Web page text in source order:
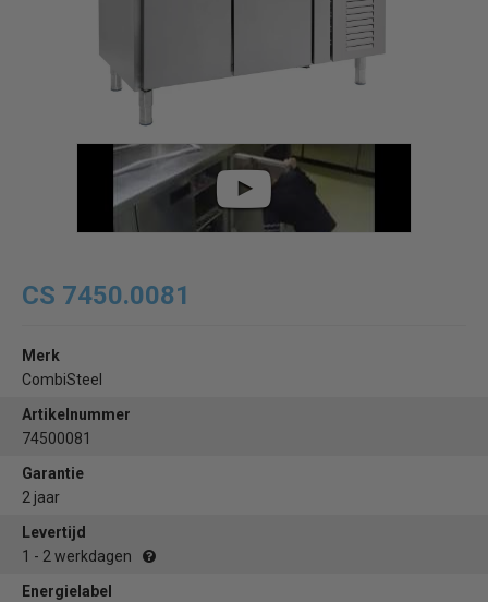
CS 7450.0081
Merk
CombiSteel
Artikelnummer
74500081
Garantie
2 jaar
Levertijd
1 - 2 werkdagen
Energielabel